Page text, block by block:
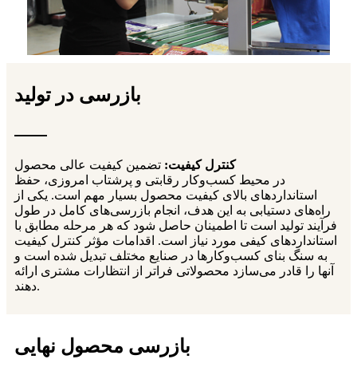
بازرسی در تولید
کنترل کیفیت: تضمین کیفیت عالی محصول
در محیط کسب‌وکار رقابتی و پرشتاب امروزی، حفظ
استانداردهای بالای کیفیت محصول بسیار مهم است. یکی از
راه‌های دستیابی به این هدف، انجام بازرسی‌های کامل در طول
فرآیند تولید است تا اطمینان حاصل شود که هر مرحله مطابق با
استانداردهای کیفی مورد نیاز است. اقدامات مؤثر کنترل کیفیت
به سنگ بنای کسب‌وکارها در صنایع مختلف تبدیل شده است و
آنها را قادر می‌سازد محصولاتی فراتر از انتظارات مشتری ارائه
دهند.
بازرسی محصول نهایی